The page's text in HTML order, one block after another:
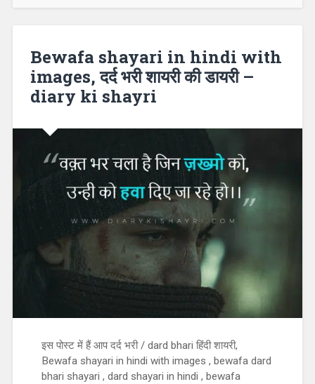
Bewafa shayari in hindi with
images, दर्द भरी शायरी की डायरी –
diary ki shayri
इस पोस्ट में हैं आप दर्द भरी / dard bhari हिंदी शायरी,
Bewafa shayari in hindi with images , bewafa dard
bhari shayari , dard shayari in hindi , bewafa